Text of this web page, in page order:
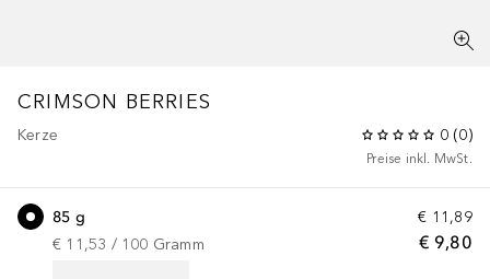
CRIMSON BERRIES
Kerze 0 (0)
Preise inkl. MwSt.
€ 11,89
€ 9,80
85 g
€ 11,53 / 100 Gramm